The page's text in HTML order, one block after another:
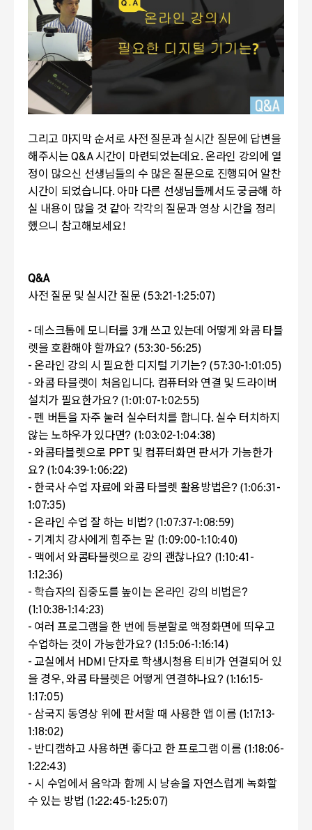
그리고 마지막 순서로 사전 질문과 실시간 질문에 답변을
해주시는 Q&A 시간이 마련되었는데요. 온라인 강의에 열
정이 많으신 선생님들의 수 많은 질문으로 진행되어 알찬
시간이 되었습니다. 아마 다른 선생님들께서도 궁금해 하
실 내용이 많을 것 같아 각각의 질문과 영상 시간을 정리
했으니 참고해보세요!
Q&A
사전 질문 및 실시간 질문 (53:21-1:25:07)
- 데스크톱에 모니터를 3개 쓰고 있는데 어떻게 와콤 타블
렛을 호환해야 할까요? (53:30-56:25)
- 온라인 강의 시 필요한 디지털 기기는? (57:30-1:01:05)
- 와콤 타블렛이 처음입니다. 컴퓨터와 연결 및 드라이버
설치가 필요한가요? (1:01:07-1:02:55)
- 펜 버튼을 자주 눌러 실수터치를 합니다. 실수 터치하지
않는 노하우가 있다면? (1:03:02-1:04:38)
- 와콤타블렛으로 PPT 및 컴퓨터화면 판서가 가능한가
요? (1:04:39-1:06:22)
- 한국사 수업 자료에 와콤 타블렛 활용방법은? (1:06:31-
1:07:35)
- 온라인 수업 잘 하는 비법? (1:07:37-1:08:59)
- 기계치 강사에게 힘주는 말 (1:09:00-1:10:40)
- 맥에서 와콤타블렛으로 강의 괜찮나요? (1:10:41-
1:12:36)
- 학습자의 집중도를 높이는 온라인 강의 비법은?
(1:10:38-1:14:23)
- 여러 프로그램을 한 번에 등분할로 액정화면에 띄우고
수업하는 것이 가능한가요? (1:15:06-1:16:14)
- 교실에서 HDMI 단자로 학생시청용 티비가 연결되어 있
을 경우, 와콤 타블렛은 어떻게 연결하나요? (1:16:15-
1:17:05)
- 삼국지 동영상 위에 판서할 때 사용한 앱 이름 (1:17:13-
1:18:02)
- 반디캠하고 사용하면 좋다고 한 프로그램 이름 (1:18:06-
1:22:43)
- 시 수업에서 음악과 함께 시 낭송을 자연스럽게 녹화할
수 있는 방법 (1:22:45-1:25:07)